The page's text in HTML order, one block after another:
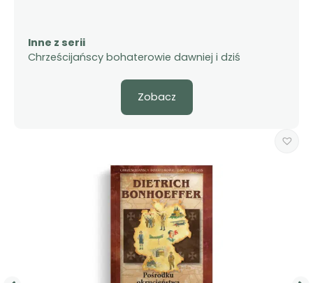
Inne z serii
Chrześcijańscy bohaterowie dawniej i dziś
Zobacz